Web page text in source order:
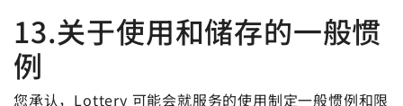
13.关于使用和储存的一般惯
例
您承认，Lottery 可能会就服务的使用制定一般惯例和限